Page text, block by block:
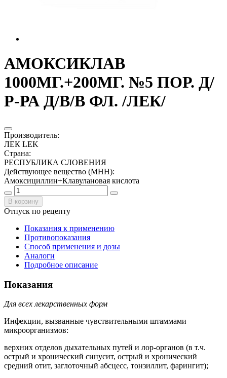
АМОКСИКЛАВ
1000МГ.+200МГ. №5 ПОР. Д/
Р-РА Д/В/В ФЛ. /ЛЕК/
Производитель:
ЛЕК LEK
Страна:
РЕСПУБЛИКА СЛОВЕНИЯ
Действующее вещество (МНН):
Амоксициллин+Клавулановая кислота
В корзину
Отпуск по рецепту
Показания к применению
Противопоказания
Способ применения и дозы
Аналоги
Подробное описание
Показания
Для всех лекарственных форм
Инфекции, вызванные чувствительными штаммами
микроорганизмов:
верхних отделов дыхательных путей и лор-органов (в т.ч.
острый и хронический синусит, острый и хронический
средний отит, заглоточный абсцесс, тонзиллит, фарингит);